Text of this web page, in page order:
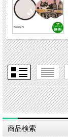
商品検索